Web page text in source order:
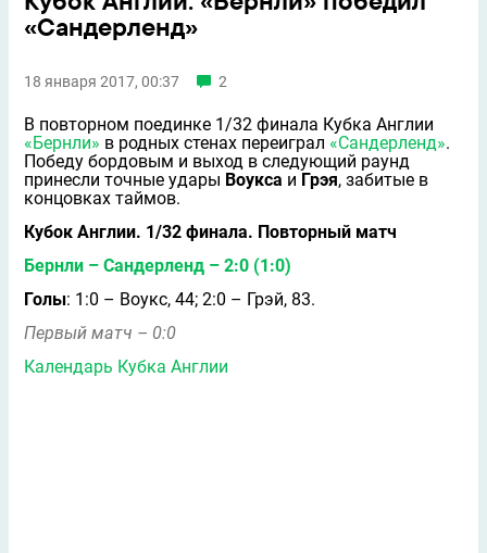
«Сандерленд»
18 января 2017, 00:37 2
В повторном поединке 1/32 финала Кубка Англии
«Бернли» в родных стенах переиграл «Сандерленд».
Победу бордовым и выход в следующий раунд
принесли точные удары Воукса и Грэя, забитые в
концовках таймов.
Кубок Англии. 1/32 финала. Повторный матч
Бернли – Сандерленд – 2:0 (1:0)
Голы: 1:0 – Воукс, 44; 2:0 – Грэй, 83.
Первый матч – 0:0
Календарь Кубка Англии